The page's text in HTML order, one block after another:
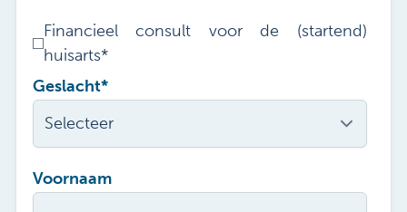
Financieel consult voor de (startend)
huisarts*
Geslacht*
Voornaam